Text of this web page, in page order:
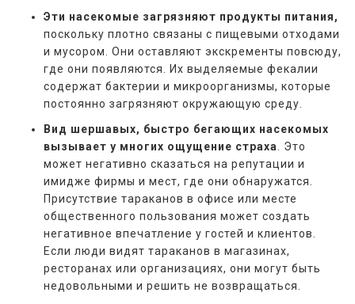
Эти насекомые загрязняют продукты питания,
поскольку плотно связаны с пищевыми отходами
и мусором. Они оставляют экскременты повсюду,
где они появляются. Их выделяемые фекалии
содержат бактерии и микроорганизмы, которые
постоянно загрязняют окружающую среду.
Вид шершавых, быстро бегающих насекомых
вызывает у многих ощущение страха
. Это
может негативно сказаться на репутации и
имидже фирмы и мест, где они обнаружатся.
Присутствие тараканов в офисе или месте
общественного пользования может создать
негативное впечатление у гостей и клиентов.
Если люди видят тараканов в магазинах,
ресторанах или организациях, они могут быть
недовольными и решить не возвращаться.